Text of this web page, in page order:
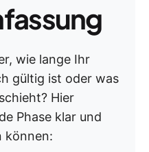
wie lange Ihr
gültig ist oder was
Hier
Phase klar und
können: